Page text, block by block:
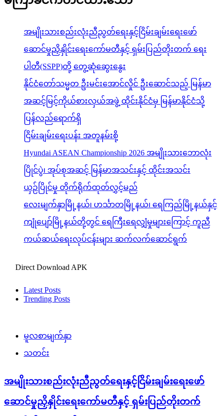
အမျိုးသားစည်းလုံးညီညွတ်ရေးနှင့်ငြိမ်းချမ်းရေးဖော်
ဆောင်မှုညှိနှိုင်းရေးကော်မတီနှင့် ရှမ်းပြည်တိုးတက် ရေး
ပါတီ(SSPP)တို့ တွေ့ဆုံဆွေးနွေး
နိုင်ငံတော်သမ္မတ ဦးမင်းအောင်လှိုင် ဦးဆောင်သည့် မြန်မာ
အဆင့်မြင့်ကိုယ်စားလှယ်အဖွဲ့ ထိုင်းနိုင်ငံမှ မြန်မာနိုင်ငံသို့
ပြန်လည်ရောက်ရှိ
ငြိမ်းချမ်းရေးပန်း အတူနမ်းစို့
Hyundai ASEAN Championship 2026 အမျိုးသားဘောလုံး
ပြိုင်ပွဲ၊ အုပ်စုအဆင့် မြန်မာအသင်းနှင့် ထိုင်းအသင်း
ယှဉ်ပြိုင်မှု တိုက်ရိုက်ထုတ်လွှင့်မည်
လေးမျက်နှာမြို့နယ်၊ ဟင်္သာတမြို့နယ်၊ ရေကြည်မြို့နယ်နှင့်
ကျုံပျော်မြို့နယ်တို့တွင် ရေကြီးရေလျှံမှုများကြောင့် ကူညီ
ကယ်ဆယ်ရေးလုပ်ငန်းများ ဆက်လက်ဆောင်ရွက်
Direct Download APK
Latest Posts
Trending Posts
မူလစာမျက်နှာ
သတင်း
အမျိုးသားစည်းလုံးညီညွတ်ရေးနှင့်ငြိမ်းချမ်းရေးဖော်
ဆောင်မှုညှိနှိုင်းရေးကော်မတီနှင့် ရှမ်းပြည်တိုးတက်